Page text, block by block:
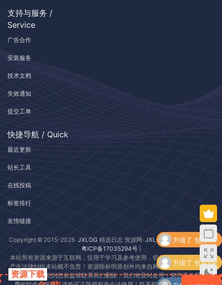
资源下载
支持与服务 /
Service
广告合作
安装服务
技术文档
失效通知
提交工单
快捷导航 / Quick
最近更新
站长工具
在线投稿
标签排行
友情链接
Copyright © 2015-2026 JXLOG 精选日志 资源网-JXLOG.COM| 版权所有 |
粤ICP备17035294号|
本站所有资源来源于互联网，仅用于学习及参考使用，切勿用于商业用途，如
产生法律纠纷本站概不负责！资源除标明原创外均来自网络转载，版权归原作
者所有，若侵犯到您权益请联系我们删除，我们将及时处理！若您需使用非免
升级了 包月VIP
升级了 包月VIP